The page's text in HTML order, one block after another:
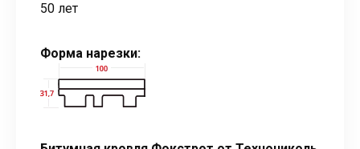
50 лет
Форма нарезки: